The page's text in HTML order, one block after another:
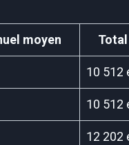
moyen
10 512
10 512
12 202